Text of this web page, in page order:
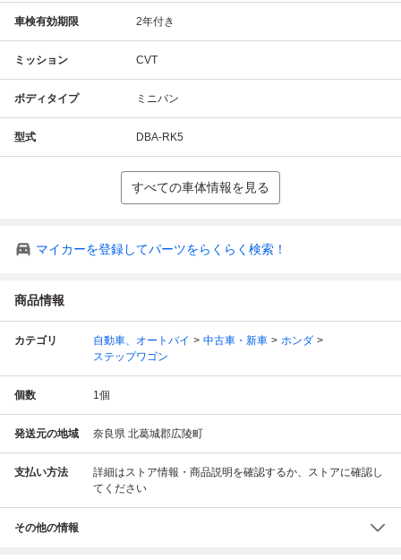
車検有効期限 2年付き
ミッション CVT
ボディタイプ ミニバン
型式 DBA-RK5
すべての車体情報を見る
マイカーを登録してパーツをらくらく検索！
商品情報
カテゴリ 自動車、オートバイ 中古車・新車
ホンダ
ステップワゴン
個数 1個
発送元の地域 奈良県 北葛城郡広陵町
支払い方法
詳細はストア情報・商品説明を確認するか、ストアに確認し
てください
その他の情報